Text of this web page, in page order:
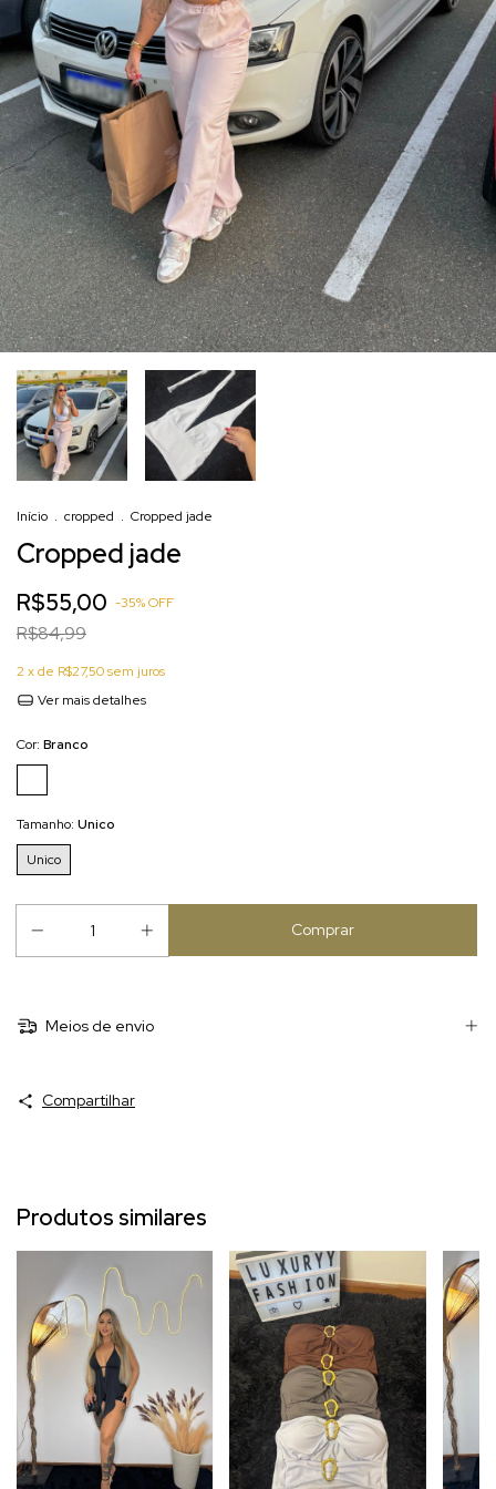
Início . cropped . Cropped jade
Cropped jade
R$55,00 -35%OFF
R$84,99
2 x de R$27,50sem juros
Ver mais detalhes
Cor: Branco
Tamanho: Unico
Unico
Meios de envio
Compartilhar
Produtos similares